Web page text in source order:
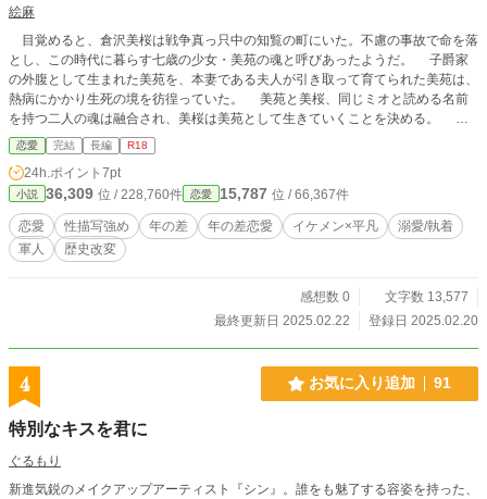
絵麻
目覚めると、倉沢美桜は戦争真っ只中の知覧の町にいた。不慮の事故で命を落
とし、この時代に暮らす七歳の少女・美苑の魂と呼びあったようだ。 子爵家
の外腹として生まれた美苑を、本妻である夫人が引き取って育てられた美苑は、
熱病にかかり生死の境を彷徨っていた。 美苑と美桜、同じミオと読める名前
を持つ二人の魂は融合され、美桜は美苑として生きていくことを決める。 時
は流れ、美苑は学徒動員として軍基地で、特攻兵の身の回りの世話をするよう銘
じられる。 美苑は指導教官である、長谷川潤弥の部屋の専属の掃除係とな
る。 ある日、美苑は同じく基地に通うことになった友人から、潤弥が子作り
の為に嫁を探していると聞かされる。 淡い恋心を潤弥に抱いていた美苑は心
を痛め、噂の真偽を確かめる。 「子作りの為に、結婚するって本当ですか？」
子供の自分は恋愛対象にならないと、落ち込む美苑に潤弥は―――。
「対象に、なってみるか？」 イケメン軍人✕女学生。 年の差十歳の官
恋愛 完結 長編 R18
24h.ポイント 7pt
小説 36,309 位 / 228,760件 恋愛 15,787 位 / 66,367件
恋愛 性描写強め 年の差 年の差恋愛 イケメン×平凡
溺愛/執着
軍人
歴史改変
感想数 0
文字数 13,577
最終更新日 2025.02.22
登録日 2025.02.20
4 お気に入り追加 91
特別なキスを君に
ぐるもり
新進気鋭のメイクアップアーティスト『シン』。誰をも魅了する容姿を持った、